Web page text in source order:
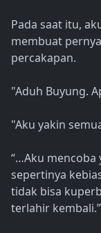
Pada saat itu,
membuat
percakapan.
"Aduh Buyung.
"Aku yakin
“…Aku
sepertinya
tidak bisa
terlahir kembali.”